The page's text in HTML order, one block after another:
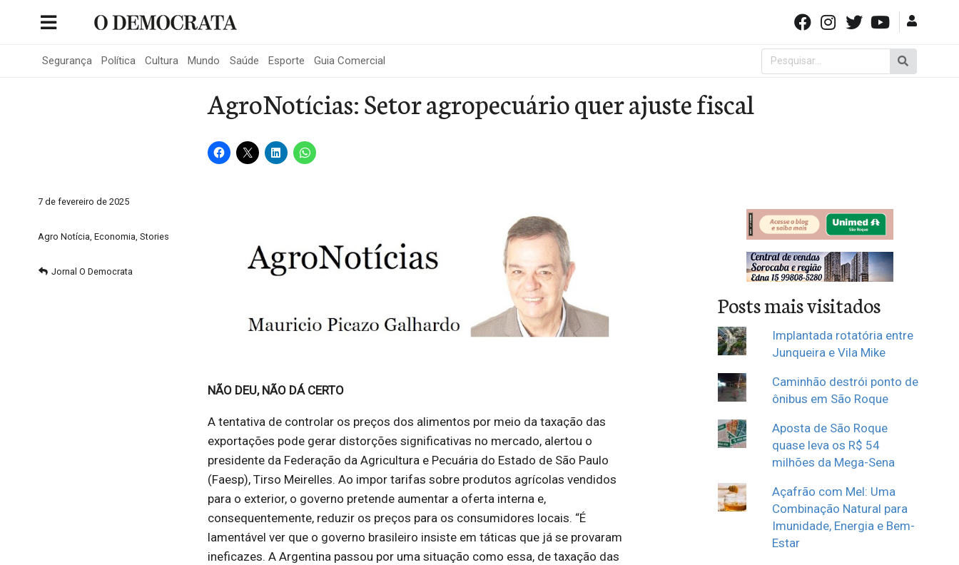
Segurança Política Cultura Mundo Saúde Esporte Guia Comercial
Pesquisar
por:
AgroNotícias: Setor agropecuário quer ajuste fiscal
7 de fevereiro de 2025
Agro Notícia, Economia, Stories
Jornal O Democrata
NÃO DEU, NÃO DÁ CERTO
A tentativa de controlar os preços dos alimentos por meio da taxação das
exportações pode gerar distorções significativas no mercado, alertou o
presidente da Federação da Agricultura e Pecuária do Estado de São Paulo
(Faesp), Tirso Meirelles. Ao impor tarifas sobre produtos agrícolas vendidos
para o exterior, o governo pretende aumentar a oferta interna e,
consequentemente, reduzir os preços para os consumidores locais. “É
lamentável ver que o governo brasileiro insiste em táticas que já se provaram
ineficazes. A Argentina passou por uma situação como essa, de taxação das
Posts mais visitados
Implantada rotatória entre
Junqueira e Vila Mike
Caminhão destrói ponto de
ônibus em São Roque
Aposta de São Roque
quase leva os R$ 54
milhões da Mega-Sena
Açafrão com Mel: Uma
Combinação Natural para
Imunidade, Energia e Bem-
Estar